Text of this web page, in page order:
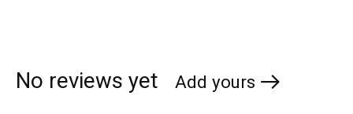
No reviews yet Add yours